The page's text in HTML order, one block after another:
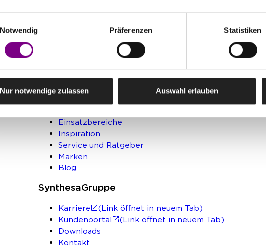
Notwendig
Präferenzen Statistiken
Nur notwendige zulassen Auswahl erlauben
Spachtelmassen & Putze
Bodenbeschichtungen
Betoninstandsetzung
Werkzeuge und Zubehör
Weitere Themen
Einsatzbereiche
Inspiration
Service und Ratgeber
Marken
Blog
SynthesaGruppe
Karriere
(Link öffnet in neuem Tab)
Kundenportal
(Link öffnet in neuem Tab)
Downloads
Kontakt